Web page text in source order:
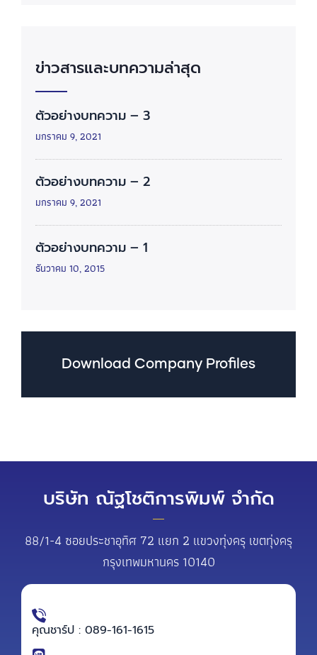
ข่าวสารและบทความล่าสุด
ตัวอย่างบทความ – 3
มกราคม 9, 2021
ตัวอย่างบทความ – 2
มกราคม 9, 2021
ตัวอย่างบทความ – 1
ธันวาคม 10, 2015
Download Company Profiles
บริษัท ณัฐโชติการพิมพ์ จำกัด
88/1-4 ซอยประชาอุทิศ 72 แยก 2 แขวงทุ่งครุ เขตทุ่งครุ
กรุงเทพมหานคร 10140
คุณชาร์ป : 089-161-1615